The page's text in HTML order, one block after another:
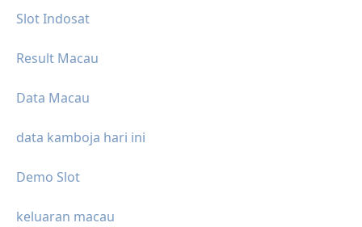
Slot Indosat
Result Macau
Data Macau
data kamboja hari ini
Demo Slot
keluaran macau